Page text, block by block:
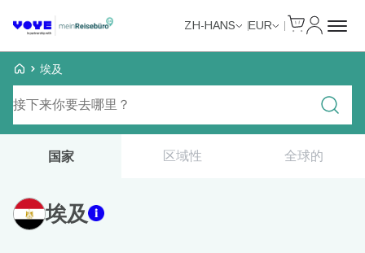
ZH-HANS EUR
Voye Homepage
埃及
国家 区域性 全球的
埃及